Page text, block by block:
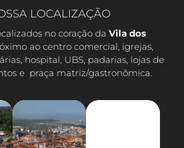
LOCALIZAÇÃO
no coração da Vila dos
ao centro comercial, igrejas,
hospital, UBS, padarias, lojas de
e praça matriz/gastronômica.